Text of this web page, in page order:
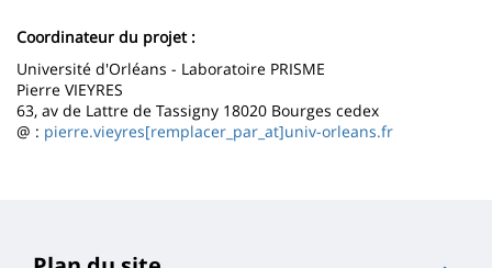
content
Contenu
de
la
page
Coordinateur du projet :
Université d'Orléans - Laboratoire PRISME
Pierre VIEYRES
63, av de Lattre de Tassigny 18020 Bourges cedex
@ : pierre.vieyres[remplacer_par_at]univ-orleans.fr